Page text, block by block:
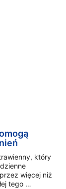
który
więcej niż
tego …